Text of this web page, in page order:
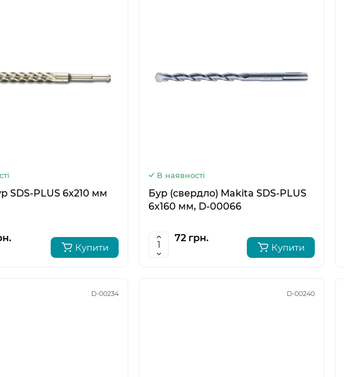
SDS-PLUS 6x210 мм
Купити
В наявності
Бур (свердло) Makita SDS-PLUS
6x160 мм, D-00066
72 грн.
Купити
D-00234 D-00240